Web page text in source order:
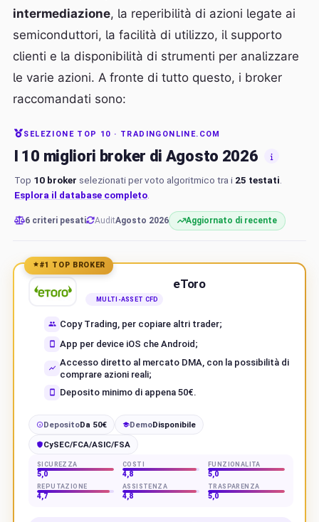
intermediazione, la reperibilità di azioni legate ai
semiconduttori, la facilità di utilizzo, il supporto
clienti e la disponibilità di strumenti per analizzare
le varie azioni. A fronte di tutto questo, i broker
raccomandati sono:
SELEZIONE TOP 10 · TRADINGONLINE.COM
I 10 migliori broker di Agosto 2026
Top 10 broker selezionati per voto algoritmico tra i 25 testati
Esplora il database completo
6 criteri pesati AuditAgosto 2026 Aggiornato di recente
#1 TOP BROKER
eToro
MULTI-ASSET CFD
Copy Trading, per copiare altri trader;
App per device iOS che Android;
Accesso diretto al mercato DMA, con la possibilità di
comprare azioni reali;
Deposito minimo di appena 50€.
€ DepositoDa 50€ DemoDisponibile
CySEC/FCA/ASIC/FSA
SICUREZZA
5,0
COSTI
4,8
FUNZIONALITÀ
5,0
REPUTAZIONE
4,7
ASSISTENZA
4,8
TRASPARENZA
5,0